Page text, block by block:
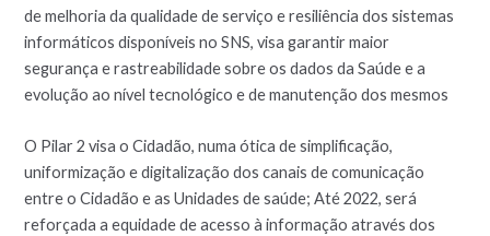
de melhoria da qualidade de serviço e resiliência dos sistemas
informáticos disponíveis no SNS, visa garantir maior
segurança e rastreabilidade sobre os dados da Saúde e a
evolução ao nível tecnológico e de manutenção dos mesmos
O Pilar 2 visa o Cidadão, numa ótica de simplificação,
uniformização e digitalização dos canais de comunicação
entre o Cidadão e as Unidades de saúde; Até 2022, será
reforçada a equidade de acesso à informação através dos